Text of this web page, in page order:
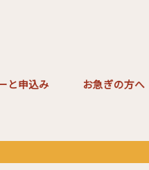
と申込み お急ぎの方へ